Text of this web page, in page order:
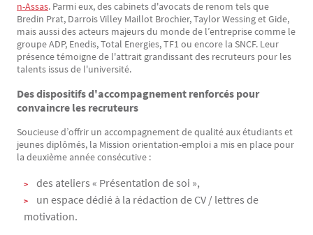
n-Assas. Parmi eux, des cabinets d'avocats de renom tels que
Bredin Prat, Darrois Villey Maillot Brochier, Taylor Wessing et Gide,
mais aussi des acteurs majeurs du monde de l’entreprise comme le
groupe ADP, Enedis, Total Energies, TF1 ou encore la SNCF. Leur
présence témoigne de l'attrait grandissant des recruteurs pour les
talents issus de l'université.
Des dispositifs d'accompagnement renforcés pour
convaincre les recruteurs
Soucieuse d’offrir un accompagnement de qualité aux étudiants et
jeunes diplômés, la Mission orientation-emploi a mis en place pour
la deuxième année consécutive :
des ateliers « Présentation de soi »,
un espace dédié à la rédaction de CV / lettres de
motivation.